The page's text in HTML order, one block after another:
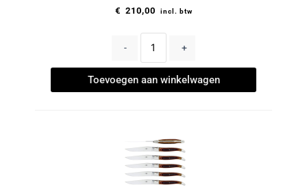
€ 210,00 incl. btw
- +
Toevoegen aan winkelwagen